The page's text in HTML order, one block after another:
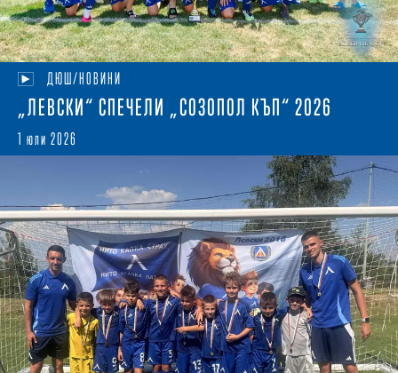
ДЮШ/НОВИНИ
„ЛЕВСКИ“ СПЕЧЕЛИ „СОЗОПОЛ КЪП“ 2026
1 юли 2026